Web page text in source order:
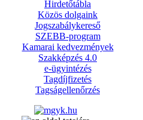
Hirdetőtábla
Közös dolgaink
Jogszabálykereső
SZEBB-program
Kamarai kedvezmények
Szakképzés 4.0
e-ügyintézés
Tagdíjfizetés
Tagságellenőrzés